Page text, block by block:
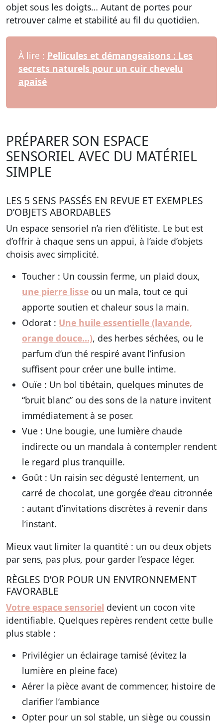
objet sous les doigts… Autant de portes pour
retrouver calme et stabilité au fil du quotidien.
À lire : Pellicules et démangeaisons : Les
secrets naturels pour un cuir chevelu
apaisé
PRÉPARER SON ESPACE
SENSORIEL AVEC DU MATÉRIEL
SIMPLE
LES 5 SENS PASSÉS EN REVUE ET EXEMPLES
D’OBJETS ABORDABLES
Un espace sensoriel n’a rien d’élitiste. Le but est
d’offrir à chaque sens un appui, à l’aide d’objets
choisis avec simplicité.
Toucher : Un coussin ferme, un plaid doux,
une pierre lisse ou un mala, tout ce qui
apporte soutien et chaleur sous la main.
Odorat : Une huile essentielle (lavande,
orange douce…), des herbes séchées, ou le
parfum d’un thé respiré avant l’infusion
suffisent pour créer une bulle intime.
Ouïe : Un bol tibétain, quelques minutes de
“bruit blanc” ou des sons de la nature invitent
immédiatement à se poser.
Vue : Une bougie, une lumière chaude
indirecte ou un mandala à contempler rendent
le regard plus tranquille.
Goût : Un raisin sec dégusté lentement, un
carré de chocolat, une gorgée d’eau citronnée
: autant d’invitations discrètes à revenir dans
l’instant.
Mieux vaut limiter la quantité : un ou deux objets
par sens, pas plus, pour garder l’espace léger.
RÈGLES D’OR POUR UN ENVIRONNEMENT
FAVORABLE
Votre espace sensoriel devient un cocon vite
identifiable. Quelques repères rendent cette bulle
plus stable :
Privilégier un éclairage tamisé (évitez la
lumière en pleine face)
Aérer la pièce avant de commencer, histoire de
clarifier l’ambiance
Opter pour un sol stable, un siège ou coussin